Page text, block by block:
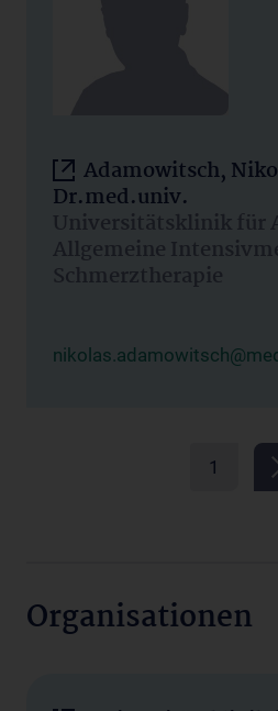
Adamowitsch,
Dr.med.univ.
Universitätsklinik für
Allgemeine
Schmerztherapie
1
Organisationen